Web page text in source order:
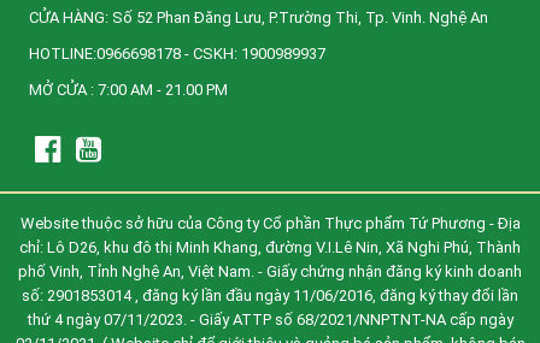
CỬA HÀNG: Số 52 Phan Đăng Lưu, P.Trường Thi, Tp. Vinh. Nghệ An
HOTLINE:0966698178 - CSKH: 1900989937
MỞ CỬA : 7:00 AM - 21.00 PM
Website thuộc sở hữu của Công ty Cổ phần Thực phẩm Tứ Phương - Địa
chỉ: Lô D26, khu đô thị Minh Khang, đường V.I.Lê Nin, Xã Nghi Phú, Thành
phố Vinh, Tỉnh Nghệ An, Việt Nam. - Giấy chứng nhận đăng ký kinh doanh
số: 2901853014 , đăng ký lần đầu ngày 11/06/2016, đăng ký thay đổi lần
thứ 4 ngày 07/11/2023. - Giấy ATTP số 68/2021/NNPTNT-NA cấp ngày